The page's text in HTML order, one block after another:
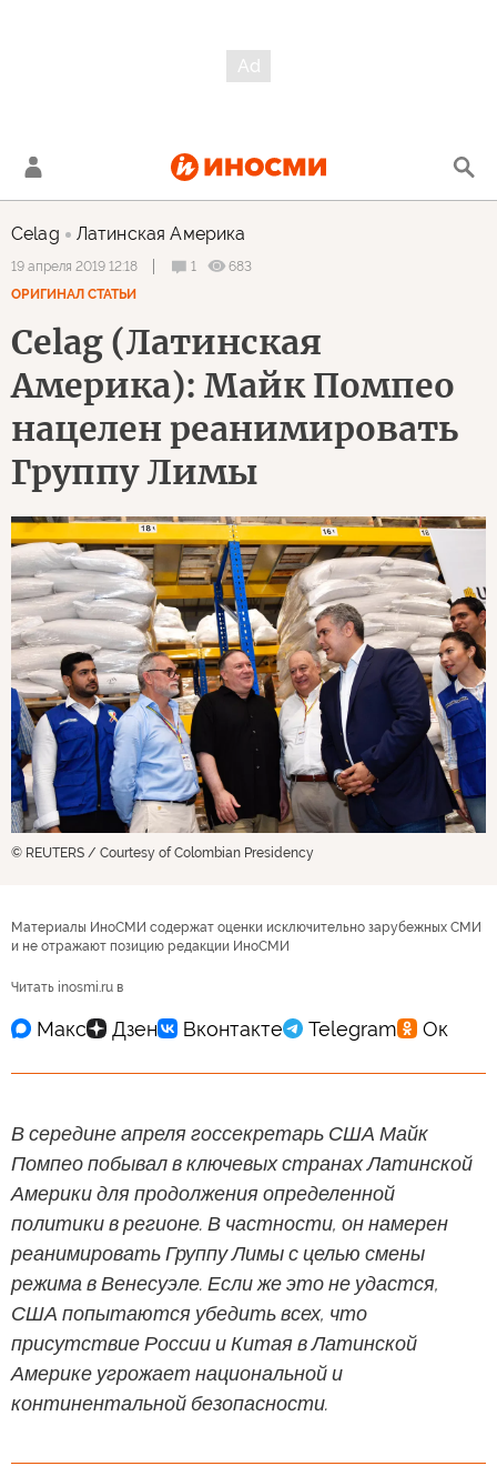
Celag Латинская Америка
19 апреля 2019 12:18 1
683
ОРИГИНАЛ СТАТЬИ
Celag (Латинская
Америка): Майк Помпео
нацелен реанимировать
Группу Лимы
© REUTERS / Courtesy of Colombian Presidency
Материалы ИноСМИ содержат оценки исключительно зарубежных СМИ
и не отражают позицию редакции ИноСМИ
Читать inosmi.ru в
В середине апреля госсекретарь США Майк
Помпео побывал в ключевых странах Латинской
Америки для продолжения определенной
политики в регионе. В частности, он намерен
реанимировать Группу Лимы с целью смены
режима в Венесуэле. Если же это не удастся,
США попытаются убедить всех, что
присутствие России и Китая в Латинской
Америке угрожает национальной и
континентальной безопасности.